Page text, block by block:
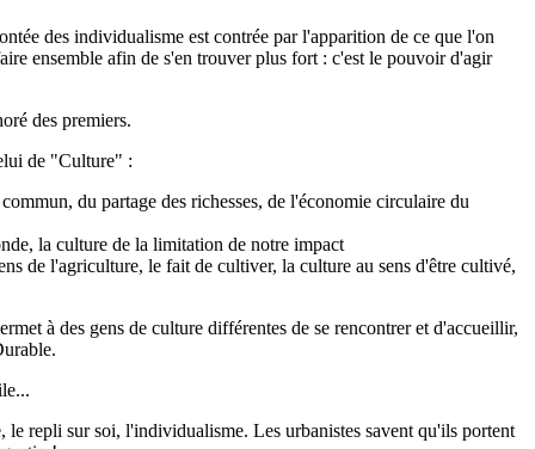
des individualisme est contrée par l'apparition de ce que l'on
ensemble afin de s'en trouver plus fort : c'est le pouvoir d'agir
des premiers.
de "Culture" :
du partage des richesses, de l'économie circulaire du
la culture de la limitation de notre impact
de l'agriculture, le fait de cultiver, la culture au sens d'être cultivé,
à des gens de culture différentes de se rencontrer et d'accueillir,
repli sur soi, l'individualisme. Les urbanistes savent qu'ils portent